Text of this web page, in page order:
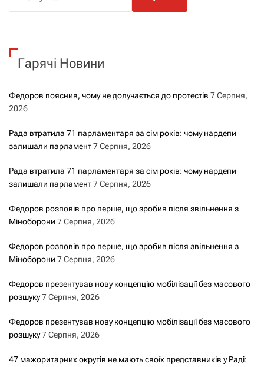
к
Гарячі Новини
Федоров пояснив, чому не долучається до протестів 7 Серпня,
2026
Рада втратила 71 парламентаря за сім років: чому нардепи
залишали парламент7 Серпня, 2026
Рада втратила 71 парламентаря за сім років: чому нардепи
залишали парламент7 Серпня, 2026
Федоров розповів про перше, що зробив після звільнення з
Міноборони 7 Серпня, 2026
Федоров розповів про перше, що зробив після звільнення з
Міноборони 7 Серпня, 2026
Федоров презентував нову концепцію мобілізації без масового
розшуку7 Серпня, 2026
Федоров презентував нову концепцію мобілізації без масового
розшуку7 Серпня, 2026
47 мажоритарних округів не мають своїх представників у Раді: